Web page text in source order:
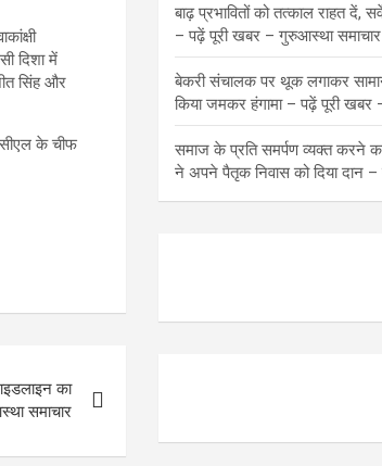
दिशा में
सिंह और
के चीफ
का
समाचार
बाढ़ प्रभावितों को तत्काल राहत
– पढ़ें पूरी खबर – गुरुआस्था समाचार
बेकरी संचालक पर थूक लगाकर
किया जमकर हंगामा – पढ़ें पूरी खबर
समाज के प्रति समर्पण व्यक्त करने
ने अपने पैतृक निवास को दिया दान